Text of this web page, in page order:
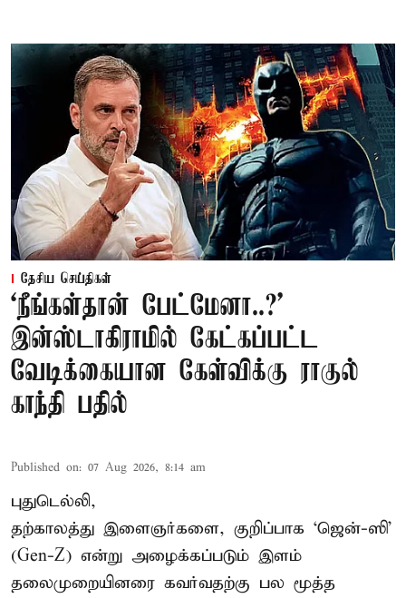
தேசிய செய்திகள்
‘நீங்கள்தான் பேட்மேனா..?’
இன்ஸ்டாகிராமில் கேட்கப்பட்ட
வேடிக்கையான கேள்விக்கு ராகுல்
காந்தி பதில்
Published on: 07 Aug 2026, 8:14 am
புதுடெல்லி,
தற்காலத்து இளைஞர்களை, குறிப்பாக ‘ஜென்-ஸி’
(Gen-Z) என்று அழைக்கப்படும் இளம்
தலைமுறையினரை கவர்வதற்கு பல மூத்த